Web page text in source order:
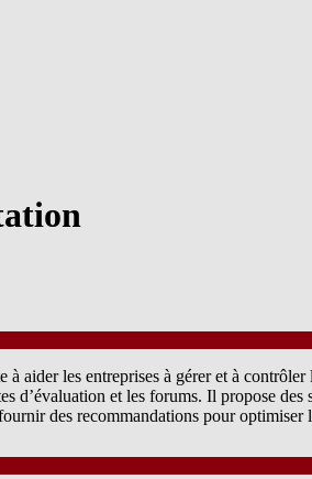
aider les entreprises à gérer et à
d’évaluation et les forums. Il propose
des recommandations pour